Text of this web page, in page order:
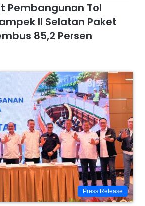
Pembangunan Tol
II Selatan Paket
85,2 Persen
Press Release